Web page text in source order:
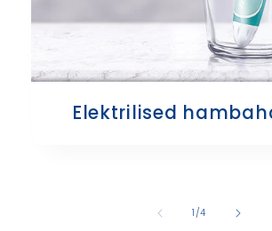
Elektrilised
1/4